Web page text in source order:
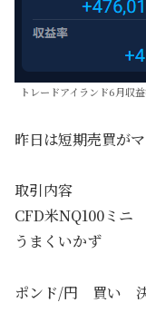
トレードアイランド6月収
昨日は短期売買が
取引内容
CFD米NQ100ミ
うまくいかず
ポンド/円 買い